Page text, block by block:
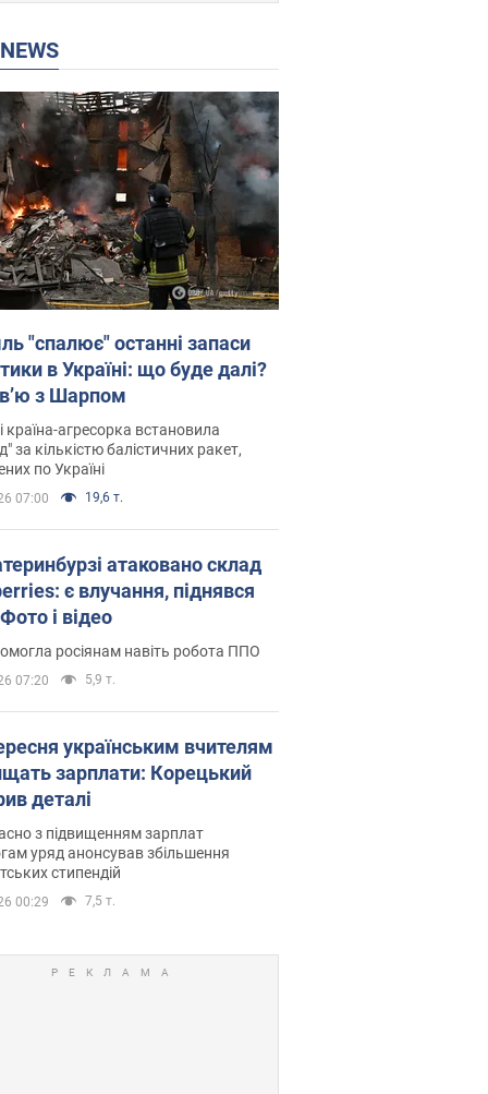
NEWS
"спалює" останні запаси
в Україні: що буде далі?
з Шарпом
країна-агресорка встановила
за кількістю балістичних ракет,
по Україні
07:00 19,6 т.
атаковано склад
є влучання, піднявся
і відео
росіянам навіть робота ППО
07:20 5,9 т.
українським вчителям
зарплати: Корецький
деталі
з підвищенням зарплат
уряд анонсував збільшення
стипендій
00:29 7,5 т.